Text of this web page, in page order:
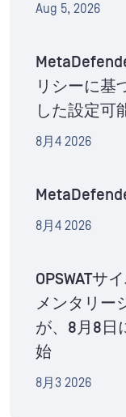
Aug 5, 2026
リシーに基
した設定可
8月4 2026
8月4 2026
OPSWATサ
メンタリー
が、8月8日
始
8月3 2026